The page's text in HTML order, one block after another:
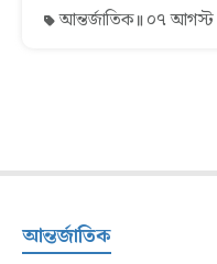
আন্তর্জাতিক ০৭
আন্তর্জাতিক